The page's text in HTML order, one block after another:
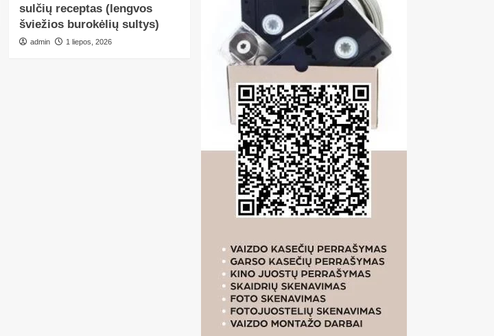
sulčių receptas (lengvos
šviežios burokėlių sultys)
admin 1 liepos, 2026